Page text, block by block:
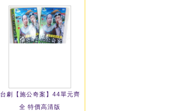
台劇【施公奇案】44單元齊
全 特價高清版